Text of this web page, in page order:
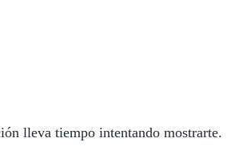
lleva tiempo intentando mostrarte.